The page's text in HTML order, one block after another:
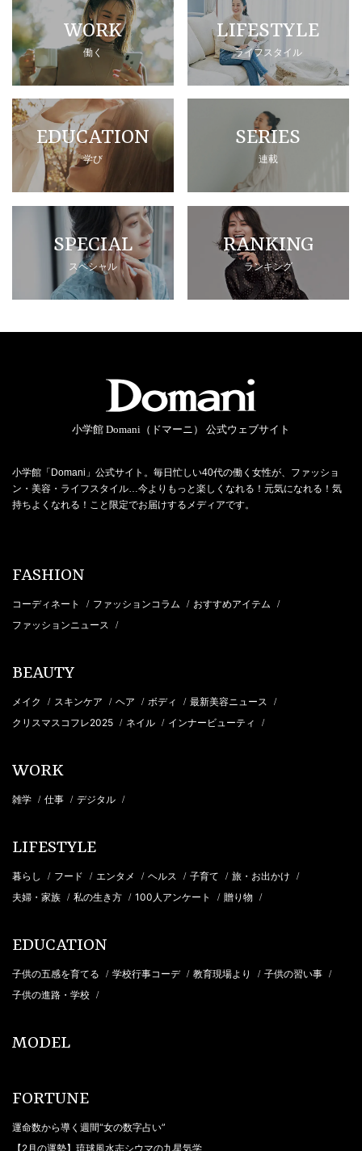
WORK
働く
LIFESTYLE
ライフスタイル
EDUCATION
学び
SERIES
連載
SPECIAL
スペシャル
RANKING
ランキング
小学館 Domani（ドマーニ） 公式ウェブサイト
小学館「Domani」公式サイト。毎日忙しい40代の働く女性が、ファッショ
ン・美容・ライフスタイル…今よりもっと楽しくなれる！元気になれる！気
持ちよくなれる！こと限定でお届けするメディアです。
FASHION
コーディネート / ファッションコラム / おすすめアイテム /
ファッションニュース /
BEAUTY
メイク / スキンケア / ヘア / ボディ / 最新美容ニュース /
クリスマスコフレ2025 / ネイル / インナービューティ /
WORK
雑学 / 仕事 / デジタル /
LIFESTYLE
暮らし / フード / エンタメ / ヘルス / 子育て / 旅・お出かけ /
夫婦・家族 / 私の生き方 / 100人アンケート / 贈り物 /
EDUCATION
子供の五感を育てる / 学校行事コーデ / 教育現場より / 子供の習い事 /
子供の進路・学校 /
MODEL
FORTUNE
運命数から導く週間“女の数字占い”
【2月の運勢】琉球風水志シウマの九星気学